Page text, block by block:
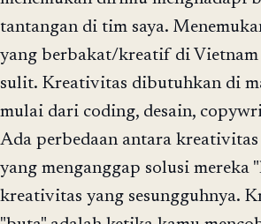
tantangan di tim saya.
yang berbakat/kreatif di
sulit. Kreativitas dibutuhkan di
mulai dari coding, desain,
Ada perbedaan antara
yang menganggap solusi mereka
kreativitas yang sesungguhnya.